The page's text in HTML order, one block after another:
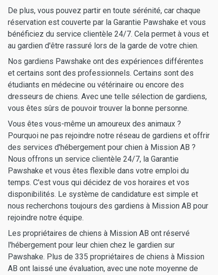
De plus, vous pouvez partir en toute sérénité, car chaque
réservation est couverte par la Garantie Pawshake et vous
bénéficiez du service clientèle 24/7. Cela permet à vous et
au gardien d'être rassuré lors de la garde de votre chien.
Nos gardiens Pawshake ont des expériences différentes
et certains sont des professionnels. Certains sont des
étudiants en médecine ou vétérinaire ou encore des
dresseurs de chiens. Avec une telle sélection de gardiens,
vous êtes sûrs de pouvoir trouver la bonne personne.
Vous êtes vous-même un amoureux des animaux ?
Pourquoi ne pas rejoindre notre réseau de gardiens et offrir
des services d'hébergement pour chien à Mission AB ?
Nous offrons un service clientèle 24/7, la Garantie
Pawshake et vous êtes flexible dans votre emploi du
temps. C'est vous qui décidez de vos horaires et vos
disponibilités. Le système de candidature est simple et
nous recherchons toujours des gardiens à Mission AB pour
rejoindre notre équipe.
Les propriétaires de chiens à Mission AB ont réservé
l'hébergement pour leur chien chez le gardien sur
Pawshake. Plus de 335 propriétaires de chiens à Mission
AB ont laissé une évaluation, avec une note moyenne de